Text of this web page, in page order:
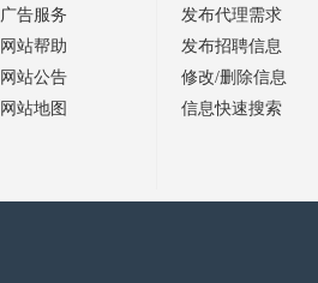
广告服务
网站帮助
网站公告
网站地图
发布代理需求
发布招聘信息
修改/删除信息
信息快速搜索